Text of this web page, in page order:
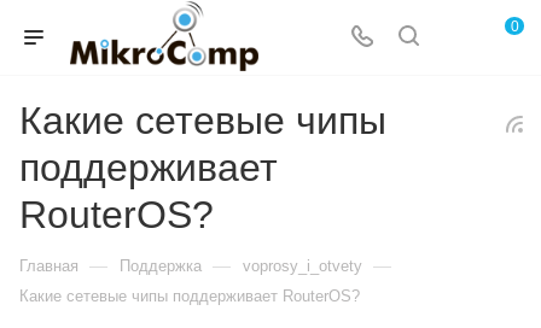
0
Какие сетевые чипы
поддерживает
RouterOS?
Главная — Поддержка — voprosy_i_otvety —
Какие сетевые чипы поддерживает RouterOS?